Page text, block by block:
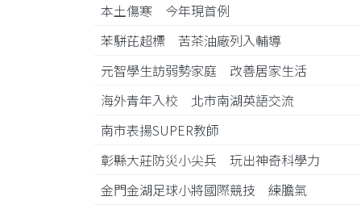
本土傷寒 今年現首例
苯駢芘超標 苦茶油廠列入輔導
元智學生訪弱勢家庭 改善居家生活
海外青年入校 北市南湖英語交流
南市表揚SUPER教師
彰縣大莊防災小尖兵 玩出神奇科學力
金門金湖足球小將國際競技 練膽氣